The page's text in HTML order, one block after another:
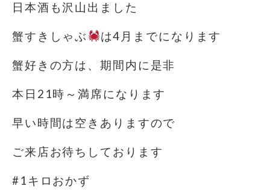
日本酒も沢山出ました
蟹すきしゃぶ は4月までになります
蟹好きの方は、期間内に是非
本日21時～満席になります
早い時間は空きありますので
ご来店お待ちしております
#1キロおかず